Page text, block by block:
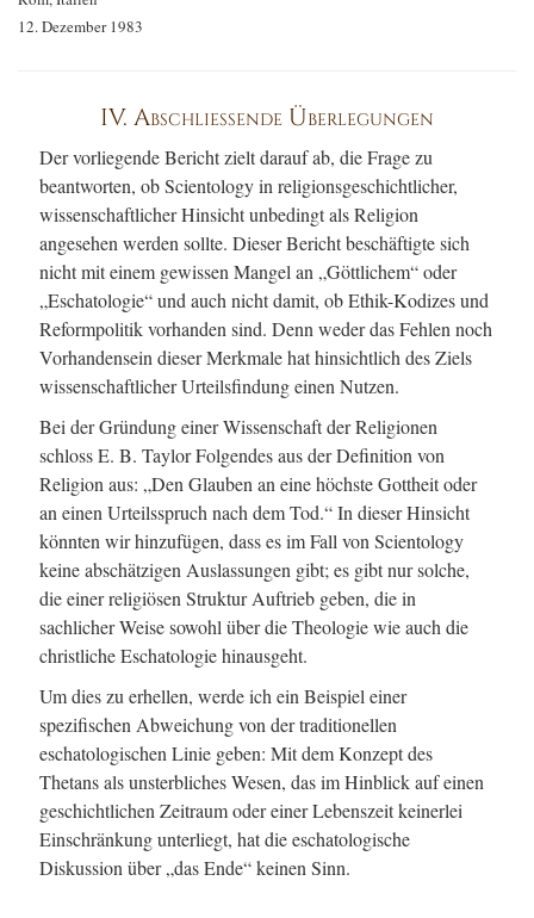
12. Dezember 1983
IV. Abschliessende Überlegungen
Der vorliegende Bericht zielt darauf ab, die Frage zu
beantworten, ob Scientology in religionsgeschichtlicher,
wissenschaftlicher Hinsicht unbedingt als Religion
angesehen werden sollte. Dieser Bericht beschäftigte sich
nicht mit einem gewissen Mangel an „Göttlichem“ oder
„Eschatologie“ und auch nicht damit, ob Ethik-Kodizes und
Reformpolitik vorhanden sind. Denn weder das Fehlen noch
Vorhandensein dieser Merkmale hat hinsichtlich des Ziels
wissenschaftlicher Urteilsfindung einen Nutzen.
Bei der Gründung einer Wissenschaft der Religionen
schloss E. B. Taylor Folgendes aus der Definition von
Religion aus: „Den Glauben an eine höchste Gottheit oder
an einen Urteilsspruch nach dem Tod.“ In dieser Hinsicht
könnten wir hinzufügen, dass es im Fall von Scientology
keine abschätzigen Auslassungen gibt; es gibt nur solche,
die einer religiösen Struktur Auftrieb geben, die in
sachlicher Weise sowohl über die Theologie wie auch die
christliche Eschatologie hinausgeht.
Um dies zu erhellen, werde ich ein Beispiel einer
spezifischen Abweichung von der traditionellen
eschatologischen Linie geben: Mit dem Konzept des
Thetans als unsterbliches Wesen, das im Hinblick auf einen
geschichtlichen Zeitraum oder einer Lebenszeit keinerlei
Einschränkung unterliegt, hat die eschatologische
Diskussion über „das Ende“ keinen Sinn.